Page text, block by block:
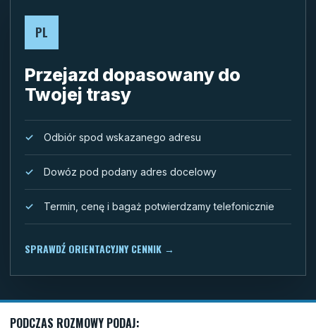
PL
Przejazd dopasowany do
Twojej trasy
Odbiór spod wskazanego adresu
Dowóz pod podany adres docelowy
Termin, cenę i bagaż potwierdzamy telefonicznie
SPRAWDŹ ORIENTACYJNY CENNIK →
PODCZAS ROZMOWY PODAJ: